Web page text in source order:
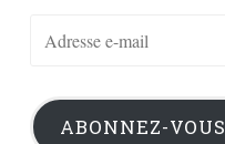
Adresse
mail
ABONNEZ-VOUS